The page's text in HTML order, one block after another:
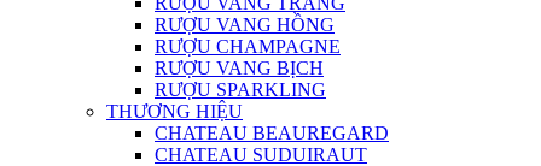
RƯỢU VANG HỒNG
RƯỢU CHAMPAGNE
RƯỢU VANG BỊCH
RƯỢU SPARKLING
THƯƠNG HIỆU
CHATEAU BEAUREGARD
CHATEAU SUDUIRAUT